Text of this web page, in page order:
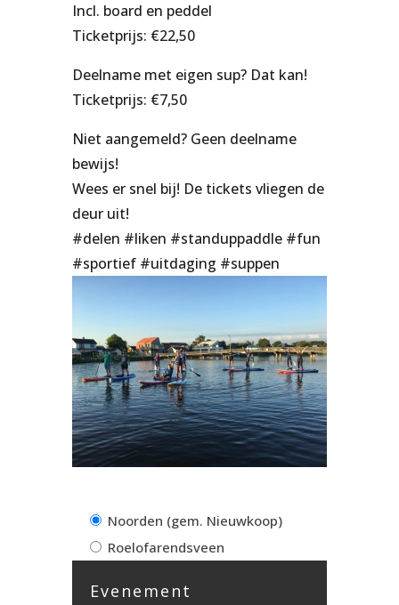
Incl. board en peddel
Ticketprijs: €22,50
Deelname met eigen sup? Dat kan!
Ticketprijs: €7,50
Niet aangemeld? Geen deelname
bewijs!
Wees er snel bij! De tickets vliegen de
deur uit!
#delen #liken #standuppaddle #fun
#sportief #uitdaging #suppen
Noorden (gem. Nieuwkoop)
Roelofarendsveen